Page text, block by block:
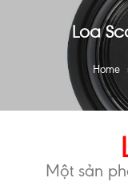
Loa
Home
Một sản